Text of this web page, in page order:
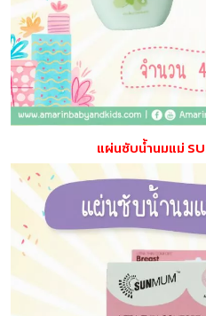
แผ่นซับน้ำนมแม่